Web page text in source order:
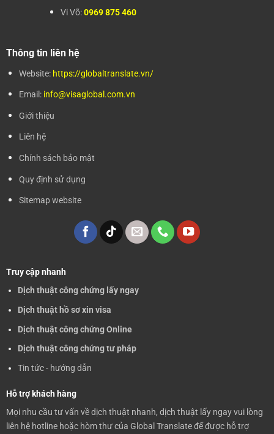
Vi Võ:0969 875 460
Thông tin liên hệ
Website:https://globaltranslate.vn/
Email: info@visaglobal.com.vn
Giới thiệu
Liên hệ
Chính sách bảo mật
Quy định sử dụng
Sitemap website
Truy cập nhanh
Dịch thuật công chứng lấy ngay
Dịch thuật hồ sơ xin visa
Dịch thuật công chứng Online
Dịch thuật công chứng tư pháp
Tin tức - hướng dẫn
Hỗ trợ khách hàng
Mọi nhu cầu tư vấn về dịch thuật nhanh, dịch thuật lấy ngay vui lòng
liên hệ hotline hoặc hòm thư của Global Translate để được hỗ trợ